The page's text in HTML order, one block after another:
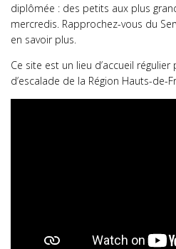
diplômée : des petits aux plus
mercredis. Rapprochez-vous du
en savoir plus.
Ce site est un lieu d’accueil
d’escalade de la Région Hauts-de-